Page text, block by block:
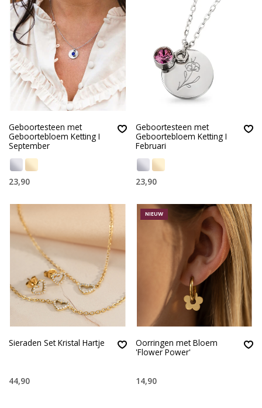
Geboortesteen met
Geboortebloem Ketting I
September
23,90
Geboortesteen met
Geboortebloem Ketting I
Februari
23,90
Sieraden Set Kristal Hartje
44,90
NIEUW
Oorringen met Bloem
'Flower Power'
14,90